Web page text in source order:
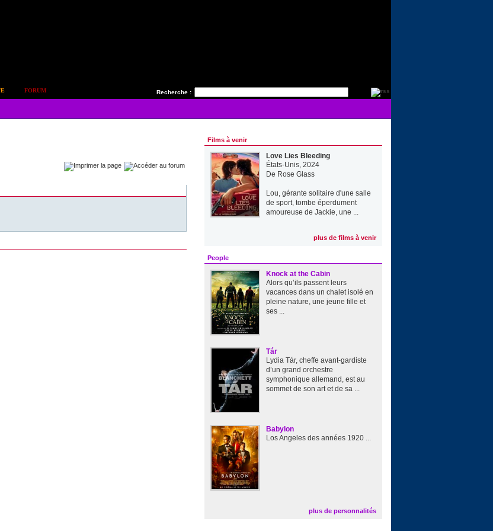
Recherche :
FORUM
Films à venir
Love Lies Bleeding
États-Unis, 2024
De Rose Glass
Lou, gérante solitaire d'une salle
de sport, tombe éperdument
amoureuse de Jackie, une ...
plus de films à venir
People
Knock at the Cabin
Alors qu’ils passent leurs
vacances dans un chalet isolé en
pleine nature, une jeune fille et
ses ...
Tár
Lydia Tár, cheffe avant-gardiste
d’un grand orchestre
symphonique allemand, est au
sommet de son art et de sa ...
Babylon
Los Angeles des années 1920 ...
plus de personnalités